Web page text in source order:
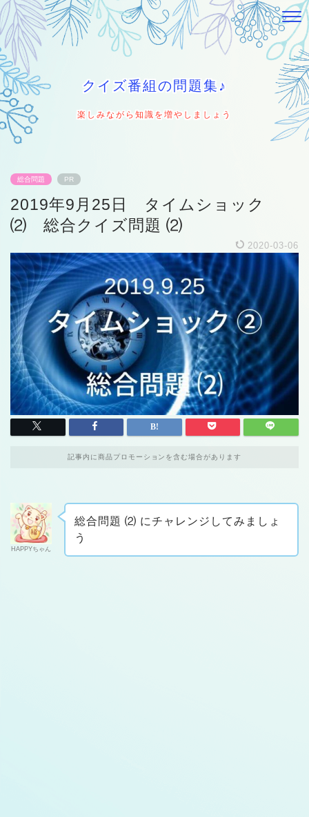
クイズ番組の問題集♪
楽しみながら知識を増やしましょう
総合問題 PR
2019年9月25日 タイムショック
⑵ 総合クイズ問題 ⑵
2020-03-06
記事内に商品プロモーションを含む場合があります
HAPPYちゃん
総合問題 ⑵ にチャレンジしてみましょ
う